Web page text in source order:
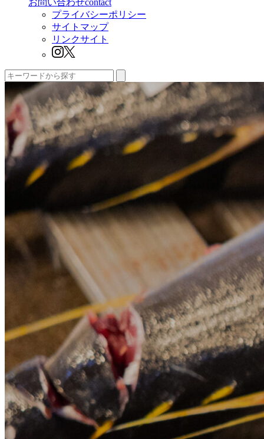
お問い合わせcontact
プライバシーポリシー
サイトマップ
リンクサイト